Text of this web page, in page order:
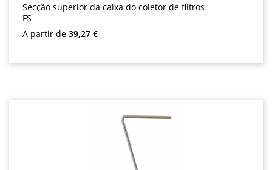
Secção superior da caixa do coletor de filtros
FS
Preço normal:
A partir de 39,27 €